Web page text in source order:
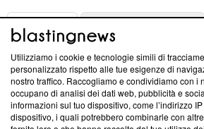
ABOUT
Questa sezione offre informazioni
News, sui nostri processi editoriali e su
creare news di qualità. Inoltre, afferma la
‘Trust Project - News with Integrity’
ancora membro del programma, ma ha
Utilizziamo i cookie e tecnologie simili di
personalizzato rispetto alle tue esigenze di
nostro traffico. Raccogliamo e condividiamo con i
occupano di analisi dei dati web, pubblicità e
informazioni sul tuo dispositivo, come l’indirizzo
dispositivo, i quali potrebbero combinarle con